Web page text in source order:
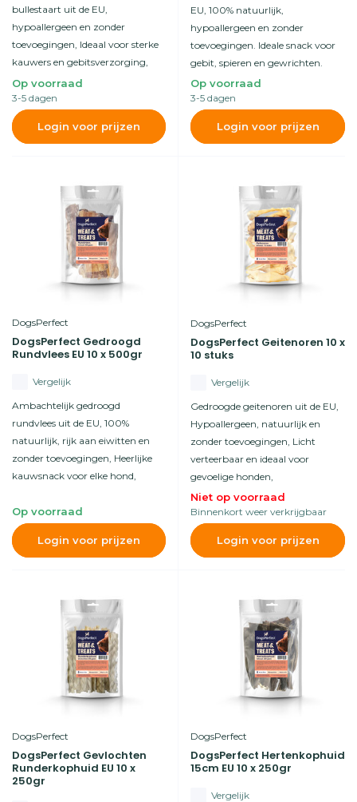
bullestaart uit de EU,
hypoallergeen en zonder
toevoegingen, Ideaal voor sterke
kauwers en gebitsverzorging,
Op voorraad
3-5 dagen
Login voor prijzen
EU, 100% natuurlijk,
hypoallergeen en zonder
toevoegingen. Ideale snack voor
gebit, spieren en gewrichten.
Op voorraad
3-5 dagen
Login voor prijzen
DogsPerfect
DogsPerfect Gedroogd
Rundvlees EU 10 x 500gr
Vergelijk
Ambachtelijk gedroogd
rundvlees uit de EU, 100%
natuurlijk, rijk aan eiwitten en
zonder toevoegingen, Heerlijke
kauwsnack voor elke hond,
Op voorraad
Login voor prijzen
DogsPerfect
DogsPerfect Geitenoren 10 x
10 stuks
Vergelijk
Gedroogde geitenoren uit de EU,
Hypoallergeen, natuurlijk en
zonder toevoegingen, Licht
verteerbaar en ideaal voor
gevoelige honden,
Niet op voorraad
Binnenkort weer verkrijgbaar
Login voor prijzen
DogsPerfect
DogsPerfect Gevlochten
Runderkophuid EU 10 x
250gr
DogsPerfect
DogsPerfect Hertenkophuid
15cm EU 10 x 250gr
Vergelijk